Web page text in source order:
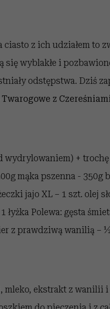
z ich udziałem to
się wyblakłe i
odstępstwa. Dziś
z
wydrylowaniem) +
mąka pszenna - 350g
jajo XL – 1 szt. olej
łyżka Polewa: gęsta
z prawdziwą wanilią –
mleko, ekstrakt z wanilii